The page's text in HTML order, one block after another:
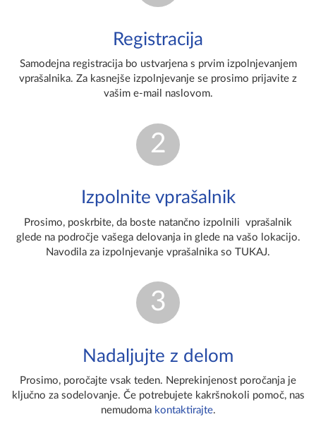
Registracija
Samodejna registracija bo ustvarjena s prvim izpolnjevanjem
vprašalnika. Za kasnejše izpolnjevanje se prosimo prijavite z
vašim e-mail naslovom.
2
Izpolnite vprašalnik
Prosimo, poskrbite, da boste natančno izpolnili vprašalnik
glede na področje vašega delovanja in glede na vašo lokacijo.
Navodila za izpolnjevanje vprašalnika so TUKAJ.
3
Nadaljujte z delom
Prosimo, poročajte vsak teden. Neprekinjenost poročanja je
ključno za sodelovanje. Če potrebujete kakršnokoli pomoč, nas
nemudoma kontaktirajte.